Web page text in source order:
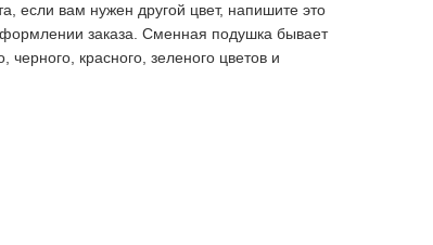
, если вам нужен другой цвет, напишите это
заказа. Сменная подушка бывает
черного, красного, зеленого цветов и